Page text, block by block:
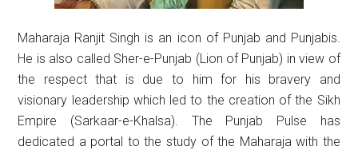
Maharaja Ranjit Singh is an icon of Punjab and Punjabis.
He is also called Sher-e-Punjab (Lion of Punjab) in view of
the respect that is due to him for his bravery and
visionary leadership which led to the creation of the Sikh
Empire (Sarkaar-e-Khalsa). The Punjab Pulse has
dedicated a portal to the study of the Maharaja with the